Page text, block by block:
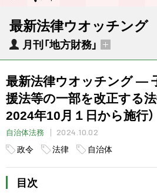
最新法律ウオッチング
月刊「地方財務」
最新法律ウオッチング ―
援法等の一部を改正する法
2024年10月１日から施行）
自治体法務
2024.10.02
政令
法律 自治体
目次